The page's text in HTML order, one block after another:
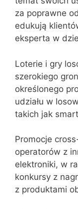
za poprawne
edukują
eksperta w
Loterie i gry
szerokiego
określonego
udziału w
takich jak
Promocje
operatorów z
elektroniki, w
konkursy z
z produktami